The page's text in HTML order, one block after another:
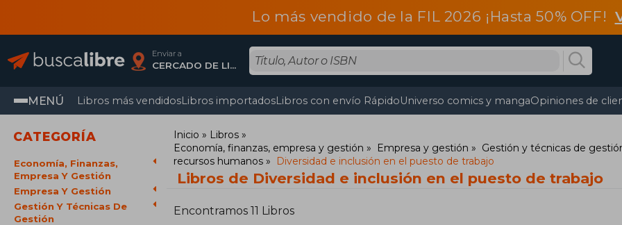
Lo más vendido de la FIL 2026 ¡Hasta 50% OFF!
Enviar a
CERCADO DE LIMA, Lima
MENÚ Libros más vendidosLibros importadosLibros con envío RápidoUniverso comics y mangaOpiniones de
CATEGORÍA
Economía, Finanzas,
Empresa Y Gestión
Empresa Y Gestión
Gestión Y Técnicas De
Gestión
Inicio
Libros
Economía, finanzas, empresa y gestión
Empresa y gestión Gestión y técnicas de
recursos humanos
Diversidad e inclusión en el puesto de trabajo
Libros de Diversidad e inclusión en el puesto de trabajo
Encontramos 11 Libros